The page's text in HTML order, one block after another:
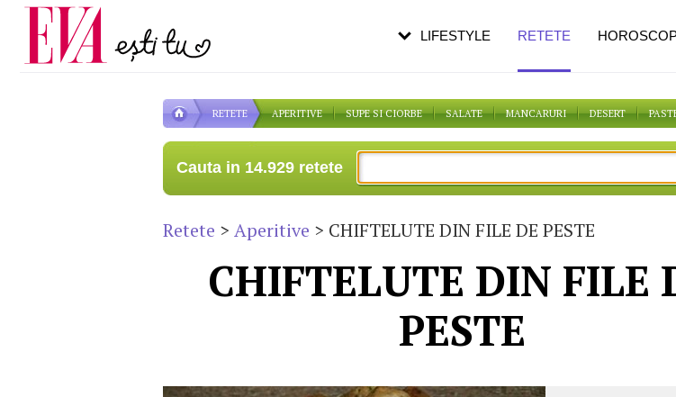
RETETE APERITIVE SUPE SI CIORBE SALATE MANCARURI DESERT
Cauta in 14.929 retete
Retete > Aperitive > CHIFTELUTE DIN FILE DE PESTE
CHIFTELUTE DIN FILE
PESTE
LIFESTYLE RETETE
Carieră
Actualitate